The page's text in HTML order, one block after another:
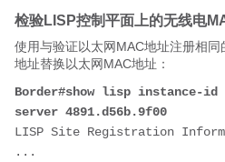
检验LISP控制平面上的无线电
使用与验证以太网MAC地址注册相
地址替换以太网MAC地址：
Border#show lisp instance-id
server 4891.d56b.9f00
LISP Site Registration
...